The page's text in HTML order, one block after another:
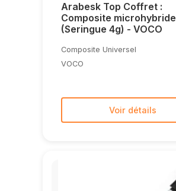
Arabesk Top Coffret :
Composite microhybride
(Seringue 4g) - VOCO
Composite Universel
VOCO
Voir détails